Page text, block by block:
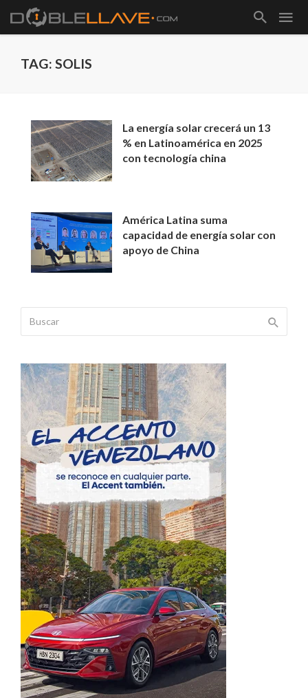
TAG: SOLIS
La energía solar crecerá un 13
% en Latinoamérica en 2025
con tecnología china
América Latina suma
capacidad de energía solar con
apoyo de China